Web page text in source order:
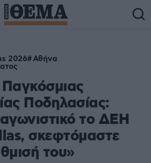
2026 Αθήνα
Ποδηλασίας:
το ΔΕΗ
σκεφτόμαστε
του»